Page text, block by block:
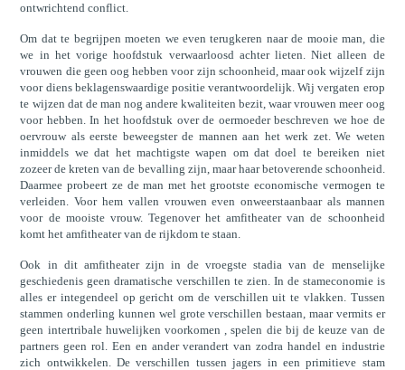
ontwrichtend conflict.
Om dat te begrijpen moeten we even terugkeren naar de mooie man, die
we in het vorige hoofdstuk verwaarloosd achter lieten. Niet alleen de
vrouwen die geen oog hebben voor zijn schoonheid, maar ook wijzelf zijn
voor diens beklagenswaardige positie verantwoordelijk. Wij vergaten erop
te wijzen dat de man nog andere kwaliteiten bezit, waar vrouwen meer oog
voor hebben. In het hoofdstuk over de oermoeder beschreven we hoe de
oervrouw als eerste beweegster de mannen aan het werk zet. We weten
inmiddels we dat het machtigste wapen om dat doel te bereiken niet
zozeer de kreten van de bevalling zijn, maar haar betoverende schoonheid.
Daarmee probeert ze de man met het grootste economische vermogen te
verleiden. Voor hem vallen vrouwen even onweerstaanbaar als mannen
voor de mooiste vrouw. Tegenover het amfitheater van de schoonheid
komt het amfitheater van de rijkdom te staan.
Ook in dit amfitheater zijn in de vroegste stadia van de menselijke
geschiedenis geen dramatische verschillen te zien. In de stameconomie is
alles er integendeel op gericht om de verschillen uit te vlakken. Tussen
stammen onderling kunnen wel grote verschillen bestaan, maar vermits er
geen intertribale huwelijken voorkomen , spelen die bij de keuze van de
partners geen rol. Een en ander verandert van zodra handel en industrie
zich ontwikkelen. De verschillen tussen jagers in een primitieve stam